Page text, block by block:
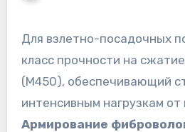
Для взлетно-посадочных полос советуем
класс прочности на
(M450), обеспечивающий
интенсивным нагрузкам
Армирование